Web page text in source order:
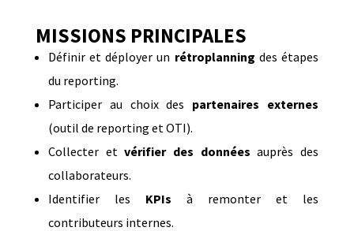
MISSIONS PRINCIPALES
Définir et déployer un rétroplanning des étapes
du reporting.
Participer au choix des partenaires externes
(outil de reporting et OTI).
Collecter etvérifier des données auprès des
collaborateurs.
Identifier les KPIs à remonter et les
contributeurs internes.